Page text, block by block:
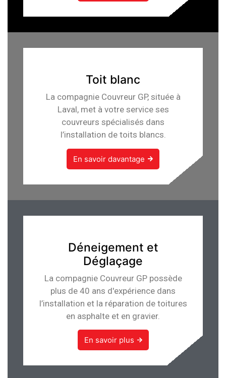
Toit blanc
La compagnie Couvreur GP, située à
Laval, met à votre service ses
couvreurs spécialisés dans
l’installation de toits blancs.
En savoir davantage
Déneigement et
Déglaçage
La compagnie Couvreur GP possède
plus de 40 ans d'expérience dans
l’installation et la réparation de toitures
en asphalte et en gravier.
En savoir plus